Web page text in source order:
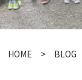
HOME > BLOG